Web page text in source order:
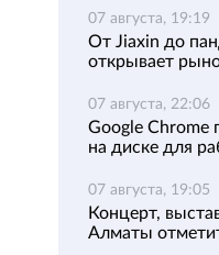
07 августа, 19:19
От Jiaxin до
открывает
07 августа, 22:06
Google Chrome
на диске для
07 августа, 19:05
Концерт,
Алматы